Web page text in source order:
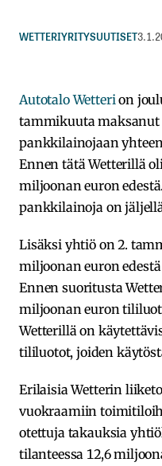
WETTERIYRITYSUUTISET
Autotalo Wetteri on
tammikuuta
pankkilainojaan
Ennen tätä Wetterillä
miljoonan euron
pankkilainoja on
Lisäksi yhtiö on 2.
miljoonan euron
Ennen suoritusta
miljoonan euron
Wetterillä on
tililuotot, joiden
Erilaisia Wetterin
vuokraamiin
otettuja takauksia
tilanteessa 12,6